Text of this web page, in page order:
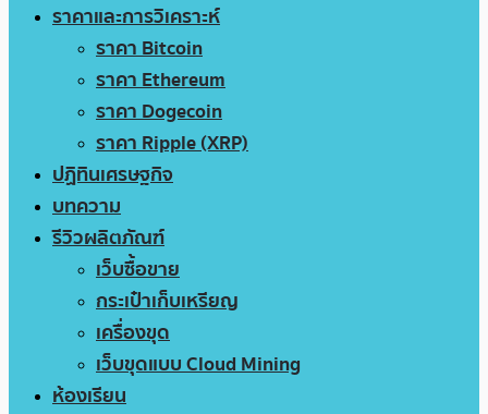
ราคาและการวิเคราะห์
ราคา Bitcoin
ราคา Ethereum
ราคา Dogecoin
ราคา Ripple (XRP)
ปฏิทินเศรษฐกิจ
บทความ
รีวิวผลิตภัณฑ์
เว็บซื้อขาย
กระเป๋าเก็บเหรียญ
เครื่องขุด
เว็บขุดแบบ Cloud Mining
ห้องเรียน